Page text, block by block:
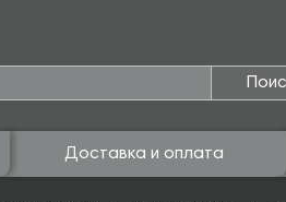
Доставка и оплата